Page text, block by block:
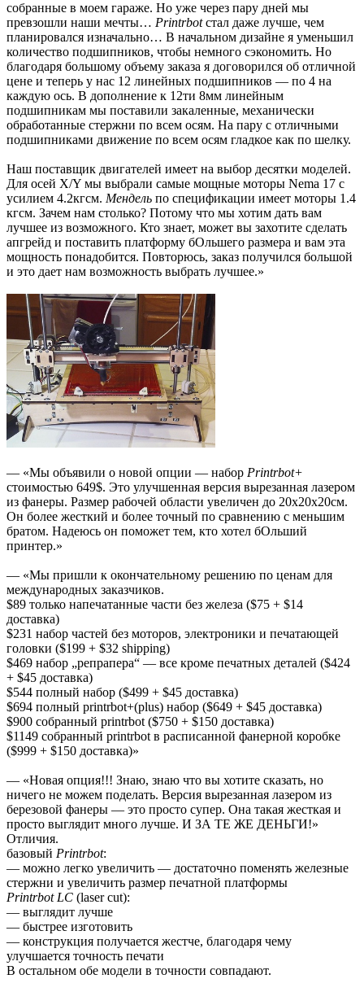
собранные в моем гараже. Но уже через пару дней мы
превзошли наши мечты… Printrbotстал даже лучше, чем
планировался изначально… В начальном дизайне я уменьшил
количество подшипников, чтобы немного сэкономить. Но
благодаря большому объему заказа я договорился об отличной
цене и теперь у нас 12 линейных подшипников — по 4 на
каждую ось. В дополнение к 12ти 8мм линейным
подшипникам мы поставили закаленные, механически
обработанные стержни по всем осям. На пару с отличными
подшипниками движение по всем осям гладкое как по шелку.
Наш поставщик двигателей имеет на выбор десятки моделей.
Для осей X/Y мы выбрали самые мощные моторы Nema 17 с
усилием 4.2кгсм. Мендель по спецификации имеет моторы 1.4
кгсм. Зачем нам столько? Потому что мы хотим дать вам
лучшее из возможного. Кто знает, может вы захотите сделать
апгрейд и поставить платформу бОльшего размера и вам эта
мощность понадобится. Повторюсь, заказ получился большой
и это дает нам возможность выбрать лучшее.»
— «Мы объявили о новой опции — набор Printrbot+
стоимостью 649$. Это улучшенная версия вырезанная лазером
из фанеры. Размер рабочей области увеличен до 20х20х20см.
Он более жесткий и более точный по сравнению с меньшим
братом. Надеюсь он поможет тем, кто хотел бОльший
принтер.»
— «Мы пришли к окончательному решению по ценам для
международных заказчиков.
$89 только напечатанные части без железа ($75 + $14
доставка)
$231 набор частей без моторов, электроники и печатающей
головки ($199 + $32 shipping)
$469 набор „репрапера“ — все кроме печатных деталей ($424
+ $45 доставка)
$544 полный набор ($499 + $45 доставка)
$694 полный printrbot+(plus) набор ($649 + $45 доставка)
$900 собранный printrbot ($750 + $150 доставка)
$1149 собранный printrbot в расписанной фанерной коробке
($999 + $150 доставка)»
— «Новая опция!!! Знаю, знаю что вы хотите сказать, но
ничего не можем поделать. Версия вырезанная лазером из
березовой фанеры — это просто супер. Она такая жесткая и
просто выглядит много лучше. И ЗА ТЕ ЖЕ ДЕНЬГИ!»
Отличия.
базовый Printrbot:
— можно легко увеличить — достаточно поменять железные
стержни и увеличить размер печатной платформы
Printrbot LC (laser cut):
— выглядит лучше
— быстрее изготовить
— конструкция получается жестче, благодаря чему
улучшается точность печати
В остальном обе модели в точности совпадают.